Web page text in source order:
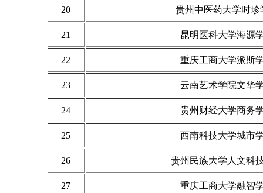
20 贵州中医药大学时珍
21 昆明医科大学海源
22 重庆工商大学派斯
23 云南艺术学院文华
24 贵州财经大学商务
25 西南科技大学城市
26 贵州民族大学人文科
27 重庆工商大学融智